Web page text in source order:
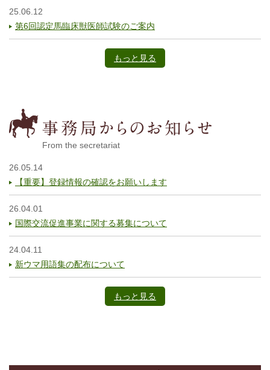
25.06.12
第6回認定馬臨床獣医師試験のご案内
もっと見る
From the secretariat
26.05.14
【重要】登録情報の確認をお願いします
26.04.01
国際交流促進事業に関する募集について
24.04.11
新ウマ用語集の配布について
もっと見る